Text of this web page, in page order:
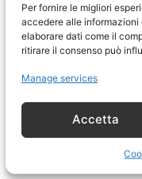
Per fornire le migliori
accedere alle informazioni
elaborare dati come il
ritirare il consenso può
Manage services
Accetta